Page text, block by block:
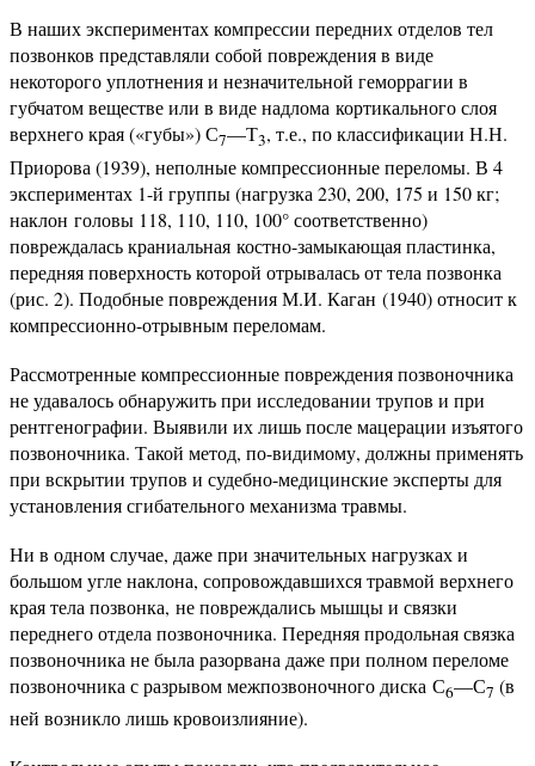
В наших экспериментах компрессии передних отделов тел
позвонков представляли собой повреждения в виде
некоторого уплотнения и незначительной геморрагии в
губчатом веществе или в виде надлома кортикального слоя
верхнего края («губы») С7—Т3, т.е., по классификации Н.Н.
Приорова (1939), неполные компрессионные переломы. В 4
экспериментах 1-й группы (нагрузка 230, 200, 175 и 150 кг;
наклон головы 118, 110, 110, 100° соответственно)
повреждалась краниальная костно-замыкающая пластинка,
передняя поверхность которой отрывалась от тела позвонка
(рис. 2). Подобные повреждения М.И. Каган (1940) относит к
компрессионно-отрывным переломам.
Рассмотренные компрессионные повреждения позвоночника
не удавалось обнаружить при исследовании трупов и при
рентгенографии. Выявили их лишь после мацерации изъятого
позвоночника. Такой метод, по-видимому, должны применять
при вскрытии трупов и судебно-медицинские эксперты для
установления сгибательного механизма травмы.
Ни в одном случае, даже при значительных нагрузках и
большом угле наклона, сопровождавшихся травмой верхнего
края тела позвонка, не повреждались мышцы и связки
переднего отдела позвоночника. Передняя продольная связка
позвоночника не была разорвана даже при полном переломе
позвоночника с разрывом межпозвоночного диска С6—С7 (в
ней возникло лишь кровоизлияние).